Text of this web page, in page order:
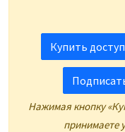
Купить
Нажимая кнопку
принимаете